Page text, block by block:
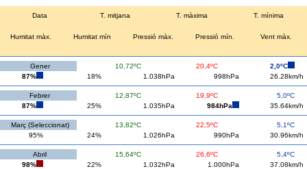
Data T. mitjana T. màxima T. mínima
Humitat màx. Humitat mín Pressió màx. Pressió mín. Vent màx.
Gener 10,72ºC 20,4ºC
2,0ºC
87%
18% 1.038hPa 998hPa 26.28km/h
Febrer 12,87ºC 19,9ºC
5,0ºC
87%
25% 1.035hPa 984hPa 35.64km/h
Març (Seleccionat) 13,82ºC 22,5ºC
5,1ºC
95%
24% 1.026hPa 990hPa 30.96km/h
Abril 15,64ºC 26,6ºC
5,4ºC
98%
22% 1.032hPa 1.000hPa 37.08km/h